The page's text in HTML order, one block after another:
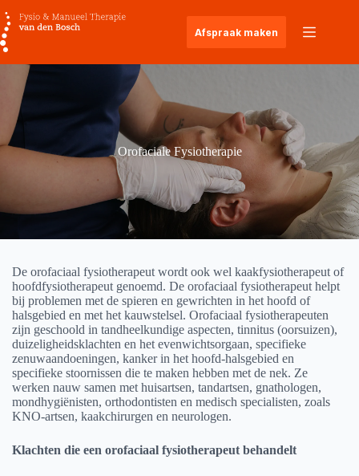
naar
de
inhoud
Afspraak maken
Orofaciale Fysiotherapie
De orofaciaal fysiotherapeut wordt ook wel kaakfysiotherapeut of
hoofdfysiotherapeut genoemd. De orofaciaal fysiotherapeut helpt
bij problemen met de spieren en gewrichten in het hoofd of
halsgebied en met het kauwstelsel. Orofaciaal fysiotherapeuten
zijn geschoold in tandheelkundige aspecten, tinnitus (oorsuizen),
duizeligheidsklachten en het evenwichtsorgaan, specifieke
zenuwaandoeningen, kanker in het hoofd-halsgebied en
specifieke stoornissen die te maken hebben met de nek. Ze
werken nauw samen met huisartsen, tandartsen, gnathologen,
mondhygiënisten, orthodontisten en medisch specialisten, zoals
KNO-artsen, kaakchirurgen en neurologen.
Klachten die een orofaciaal fysiotherapeut behandelt